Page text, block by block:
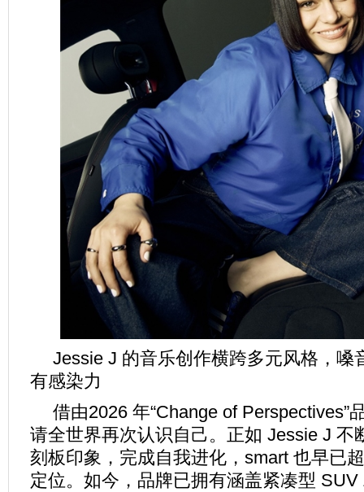
Jessie J 的音乐创作横跨多元风格，嗓
有感染力
借由2026 年“Change of Perspectives”
请全世界再次认识自己。正如 Jessie J 不
刻板印象，完成自我进化，smart 也早已
定位。如今，品牌已拥有涵盖紧凑型